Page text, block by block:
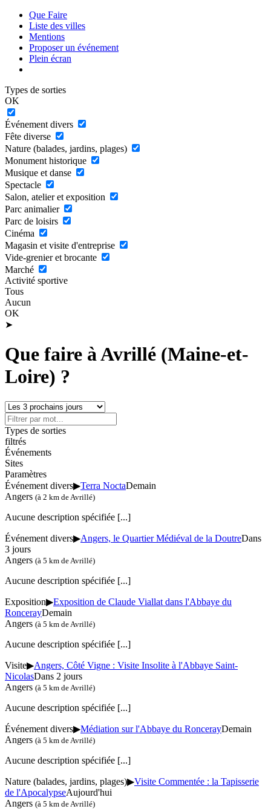
Que Faire
Liste des villes
Mentions
Proposer un événement
Plein écran
Types de sorties
OK
Événement divers
Fête diverse
Nature (balades, jardins, plages)
Monument historique
Musique et danse
Spectacle
Salon, atelier et exposition
Parc animalier
Parc de loisirs
Cinéma
Magasin et visite d'entreprise
Vide-grenier et brocante
Marché
Activité sportive
Tous
Aucun
OK
➤
Que faire à Avrillé (Maine-et-
Loire) ?
Types de sorties
filtrés
Événements
Sites
Paramètres
Événement divers▶Terra NoctaDemain
Angers (à 2 km de Avrillé)
Aucune description spécifiée [...]
Événement divers▶Angers, le Quartier Médiéval de la DoutreDans
3 jours
Angers (à 5 km de Avrillé)
Aucune description spécifiée [...]
Exposition▶Exposition de Claude Viallat dans l'Abbaye du
RoncerayDemain
Angers (à 5 km de Avrillé)
Aucune description spécifiée [...]
Visite▶Angers, Côté Vigne : Visite Insolite à l'Abbaye Saint-
NicolasDans 2 jours
Angers (à 5 km de Avrillé)
Aucune description spécifiée [...]
Événement divers▶Médiation sur l'Abbaye du RoncerayDemain
Angers (à 5 km de Avrillé)
Aucune description spécifiée [...]
Nature (balades, jardins, plages)▶Visite Commentée : la Tapisserie
de l'ApocalypseAujourd'hui
Angers (à 5 km de Avrillé)